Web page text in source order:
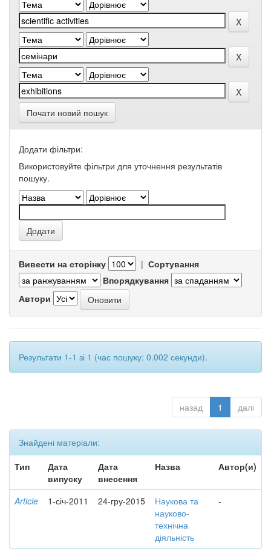
Почати новий пошук
Додати фільтри:
Використовуйте фільтри для уточнення результатів
пошуку.
Вивести на сторінку | Сортування
Впорядкування
Автори
Результати 1-1 зі 1 (час пошуку: 0.002 секунди).
назад 1 далі
Знайдені матеріали:
Тип
Дата
випуску
Дата
внесення
Назва Автор(и)
Article 1-січ-2011 24-гру-2015
Наукова та
науково-
технічна
діяльність
-